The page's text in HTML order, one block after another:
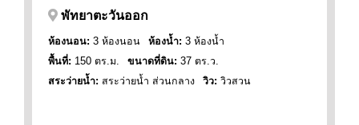
พัทยาตะวันออก
ห้องนอน: 3 ห้องนอน ห้องน้ำ: 3 ห้องน้ำ
พื้นที่: 150 ตร.ม. ขนาดที่ดิน: 37 ตร.ว.
สระว่ายน้ำ: สระว่ายน้ำ ส่วนกลาง วิว: วิวสวน